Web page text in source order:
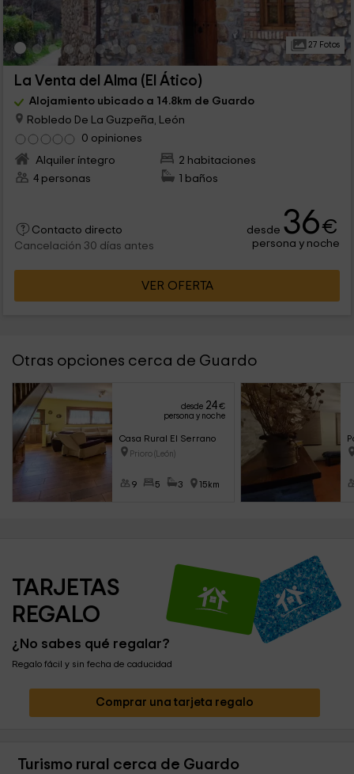
27 Fotos
La Venta del Alma (El Ático)
Alojamiento ubicado a 14.8km de Guardo
Robledo De La Guzpeña, León
0 opiniones
Alquiler íntegro
2 habitaciones
4 personas
1 baños
Contacto directo
Cancelación 30 días antes
desde 36€
persona y noche
VER OFERTA
Otras opciones cerca de Guardo
desde 24€
persona y noche
Casa Rural El Serrano
Prioro (León)
9 5 3 15km
TARJETAS
REGALO
¿No sabes qué regalar?
Regalo fácil y sin fecha de caducidad
Comprar una tarjeta regalo
Turismo rural cerca de Guardo